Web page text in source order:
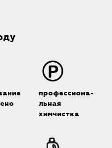
профессиона-
льная
химчистка